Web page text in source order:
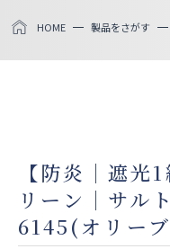
製品をさがす
店舗をさがす
HOME 製品をさがす
【防炎｜遮光
リーン｜サル
6145(オリー